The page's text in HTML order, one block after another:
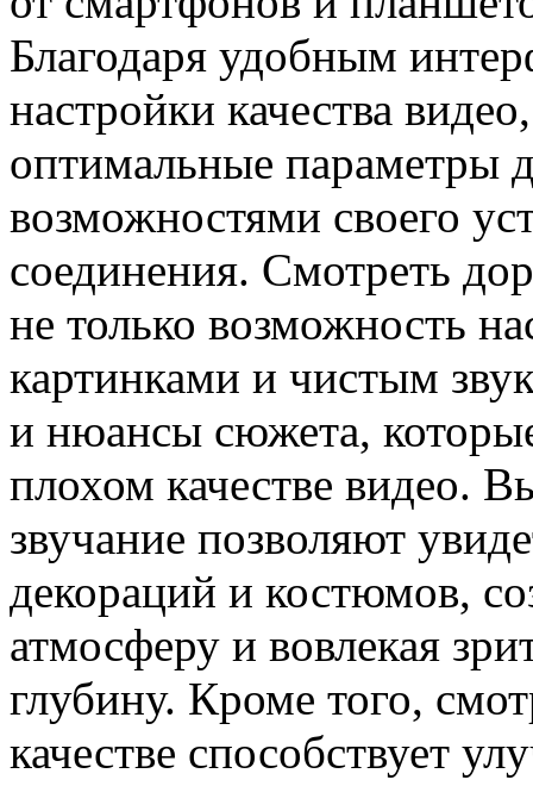
Благодаря удобным
настройки качества
оптимальные параметры
возможностями своего
соединения. Смотреть
не только возможность
картинками и чистым
и нюансы сюжета,
плохом качестве видео.
звучание позволяют
декораций и костюмов,
атмосферу и вовлекая
глубину. Кроме того,
качестве способствует